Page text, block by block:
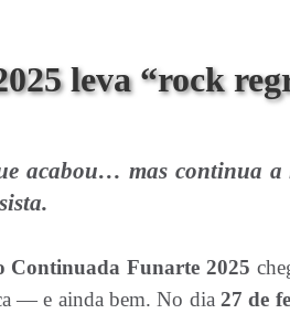
leva “rock
acabou… mas continua
Continuada Funarte 2025
— e ainda bem. No dia 27 de